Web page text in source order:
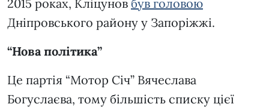
2015 роках, Кліцунов був головою
Дніпровського району у Запоріжжі.
“Нова політика”
Це партія “Мотор Січ” Вячеслава
Богуслаєва, тому більшість списку цієї